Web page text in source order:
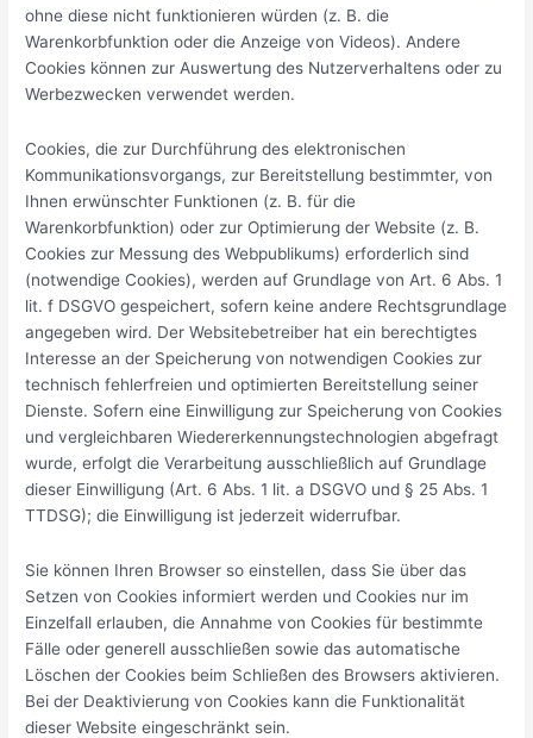
ohne diese nicht funktionieren würden (z. B. die
Warenkorbfunktion oder die Anzeige von Videos). Andere
Cookies können zur Auswertung des Nutzerverhaltens oder zu
Werbezwecken verwendet werden.
Cookies, die zur Durchführung des elektronischen
Kommunikationsvorgangs, zur Bereitstellung bestimmter, von
Ihnen erwünschter Funktionen (z. B. für die
Warenkorbfunktion) oder zur Optimierung der Website (z. B.
Cookies zur Messung des Webpublikums) erforderlich sind
(notwendige Cookies), werden auf Grundlage von Art. 6 Abs. 1
lit. f DSGVO gespeichert, sofern keine andere Rechtsgrundlage
angegeben wird. Der Websitebetreiber hat ein berechtigtes
Interesse an der Speicherung von notwendigen Cookies zur
technisch fehlerfreien und optimierten Bereitstellung seiner
Dienste. Sofern eine Einwilligung zur Speicherung von Cookies
und vergleichbaren Wiedererkennungstechnologien abgefragt
wurde, erfolgt die Verarbeitung ausschließlich auf Grundlage
dieser Einwilligung (Art. 6 Abs. 1 lit. a DSGVO und § 25 Abs. 1
TTDSG); die Einwilligung ist jederzeit widerrufbar.
Sie können Ihren Browser so einstellen, dass Sie über das
Setzen von Cookies informiert werden und Cookies nur im
Einzelfall erlauben, die Annahme von Cookies für bestimmte
Fälle oder generell ausschließen sowie das automatische
Löschen der Cookies beim Schließen des Browsers aktivieren.
Bei der Deaktivierung von Cookies kann die Funktionalität
dieser Website eingeschränkt sein.